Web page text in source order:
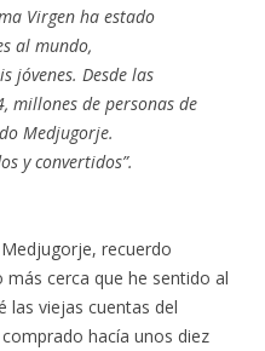
Virgen ha estado
al mundo,
jóvenes. Desde las
millones de personas de
Medjugorje.
y convertidos”.
recuerdo
más cerca que he sentido al
las viejas cuentas del
hacía unos diez